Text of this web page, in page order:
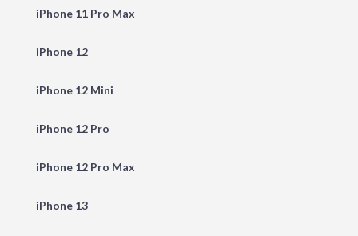
iPhone 11 Pro Max
iPhone 12
iPhone 12 Mini
iPhone 12 Pro
iPhone 12 Pro Max
iPhone 13